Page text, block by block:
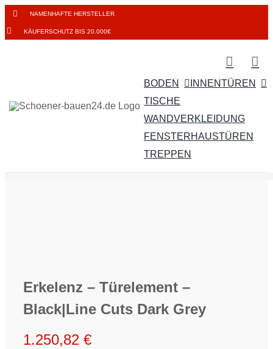
Zum
Inhalt
NAMENHAFTE HERSTELLER
KÄUFERSCHUTZ BIS 20.000€
BODEN
INNENTÜREN
TISCHE
WANDVERKLEIDUNG
FENSTERHAUSTÜREN
TREPPEN
Erkelenz – Türelement –
Black|Line Cuts Dark Grey
1.250,82 €